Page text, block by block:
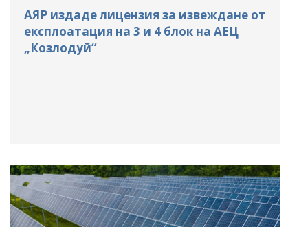
АЯР издаде лицензия за извеждане от
експлоатация на 3 и 4 блок на АЕЦ
„Козлодуй“